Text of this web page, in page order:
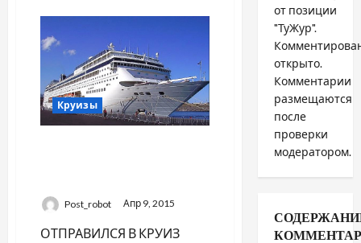
пристань
и
развивает
речные
круизы
Круизы
Post_robot Апр 9, 2015
ОТПРАВИЛСЯ В КРУИЗ
от позиции
"ТуЖур".
открыто.
Комментарии
размещаются
после
проверки
модератором.